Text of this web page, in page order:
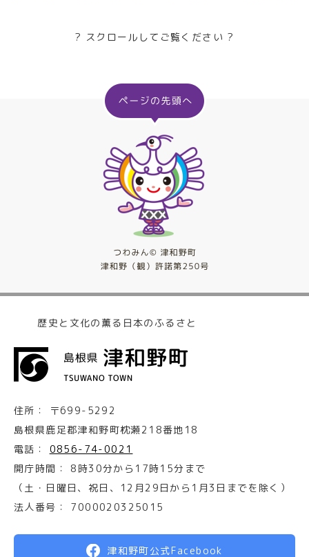
? スクロールしてご覧ください ?
歴史と文化の薫る日本のふるさと
住所：
〒699-5292
島根県鹿足郡津和野町枕瀬218番地18
電話：
0856-74-0021
開庁時間：
8時30分から17時15分まで
（土・日曜日、祝日、12月29日から1月3日までを除く）
法人番号：
7000020325015
津和野町公式Facebook